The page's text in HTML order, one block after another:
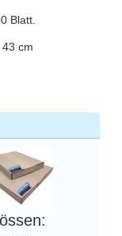
Blatt.
cm